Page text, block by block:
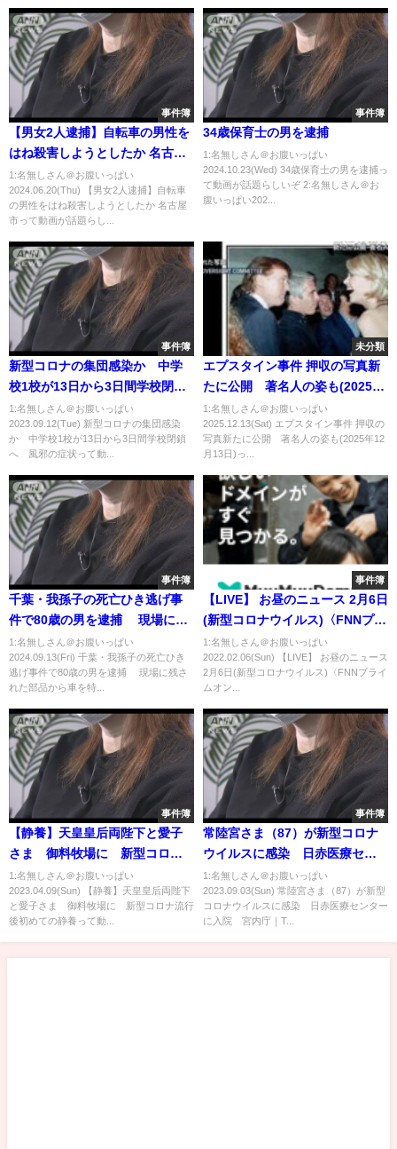
事件簿
【男女2人逮捕】自転車の男性を
はね殺害しようとしたか 名古屋
市
1:名無しさん＠お腹いっぱい
2024.06.20(Thu) 【男女2人逮捕】自転車
の男性をはね殺害しようとしたか 名古屋
市って動画が話題らし...
事件簿
34歳保育士の男を逮捕
1:名無しさん＠お腹いっぱい
2024.10.23(Wed) 34歳保育士の男を逮捕っ
て動画が話題らしいぞ 2:名無しさん＠お
腹いっぱい202...
事件簿
新型コロナの集団感染か 中学
校1校が13日から3日間学校閉鎖
へ 風邪の症状
1:名無しさん＠お腹いっぱい
2023.09.12(Tue) 新型コロナの集団感染
か 中学校1校が13日から3日間学校閉鎖
へ 風邪の症状って動...
未分類
エプスタイン事件 押収の写真新
たに公開 著名人の姿も(2025年
12月13日)
1:名無しさん＠お腹いっぱい
2025.12.13(Sat) エプスタイン事件 押収の
写真新たに公開 著名人の姿も(2025年12
月13日)っ...
事件簿
千葉・我孫子の死亡ひき逃げ事
件で80歳の男を逮捕 現場に残
された部品から車を特定(2024年
9月13日)
1:名無しさん＠お腹いっぱい
2024.09.13(Fri) 千葉・我孫子の死亡ひき
逃げ事件で80歳の男を逮捕 現場に残さ
れた部品から車を特...
事件簿
【LIVE】 お昼のニュース 2月6日
(新型コロナウイルス)〈FNNプラ
イムオンライン〉
1:名無しさん＠お腹いっぱい
2022.02.06(Sun) 【LIVE】 お昼のニュース
2月6日(新型コロナウイルス)〈FNNプライ
ムオン...
事件簿
【静養】天皇皇后両陛下と愛子
さま 御料牧場に 新型コロナ
流行後初めての静養
1:名無しさん＠お腹いっぱい
2023.04.09(Sun) 【静養】天皇皇后両陛下
と愛子さま 御料牧場に 新型コロナ流行
後初めての静養って動...
事件簿
常陸宮さま（87）が新型コロナ
ウイルスに感染 日赤医療セン
ターに入院 宮内庁｜
TBS NEWS DIG
1:名無しさん＠お腹いっぱい
2023.09.03(Sun) 常陸宮さま（87）が新型
コロナウイルスに感染 日赤医療センター
に入院 宮内庁｜T...